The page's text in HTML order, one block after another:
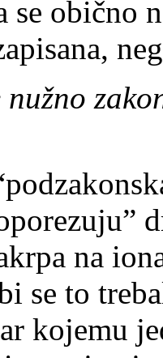
se obično
na
se to
kojemu